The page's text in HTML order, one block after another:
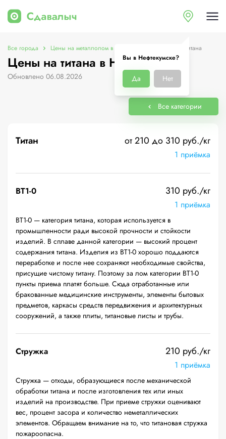
Вы в Нефтекумске?
Да Нет
Все города Цены на металлолом в Нефтекумске Цены на титана
Цены на титана в Нефтекумске
Обновлено 06.08.2026
Все категории
Титан от 210 до 310 руб./кг
1 приёмка
ВТ1-0 310 руб./кг
1 приёмка
ВТ1-0 — категория титана, которая используется в
промышленности ради высокой прочности и стойкости
изделий. В сплаве данной категории — высокий процент
содержания титана. Изделия из ВТ1-0 хорошо поддаются
переработке и после нее сохраняют необходимые свойства,
присущие чистому титану. Поэтому за лом категории ВТ1-0
пункты приема платят больше. Сюда отработанные или
бракованные медицинские инструменты, элементы бытовых
предметов, каркасы средств передвижения и архитектурных
сооружений, а также плиты, титановые листы и трубы.
Стружка 210 руб./кг
1 приёмка
Стружка — отходы, образующиеся после механической
обработки титана и после изготовления тех или иных
изделий на производстве. При приеме стружки оценивают
вес, процент засора и количество неметаллических
элементов. Обращаем внимание на то, что титановая стружка
пожароопасна.